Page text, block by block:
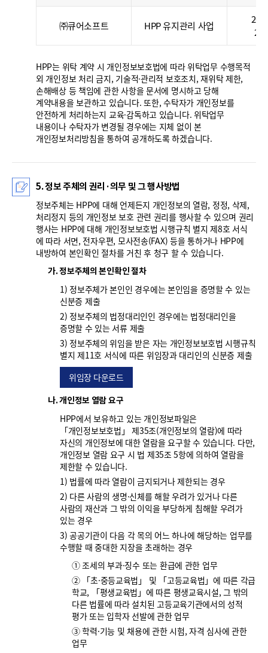
㈜큐어소프트 HPP 유지관리 사업
HPP는 위탁 계약 시 개인정보보호법에 따라 위탁업무 수행목적
외 개인정보 처리 금지, 기술적·관리적 보호조치, 재위탁 제한,
손해배상 등 책임에 관한 사항을 문서에 명시하고 당해
계약내용을 보관하고 있습니다. 또한, 수탁자가 개인정보를
안전하게 처리하는지 교육·감독하고 있습니다. 위탁업무
내용이나 수탁자가 변경될 경우에는 지체 없이 본
개인정보처리방침을 통하여 공개하도록 하겠습니다.
5. 정보 주체의 권리·의무 및 그 행사방법
정보주체는 HPP에 대해 언제든지 개인정보의 열람, 정정, 삭제,
처리정지 등의 개인정보 보호 관련 권리를 행사할 수 있으며 권리
행사는 HPP에 대해 개인정보보호법 시행규칙 별지 제8호 서식
에 따라 서면, 전자우편, 모사전송(FAX) 등을 통하거나 HPP에
내방하여 본인확인 절차를 거친 후 청구 할 수 있습니다.
가. 정보주체의 본인확인 절차
1) 정보주체가 본인인 경우에는 본인임을 증명할 수 있는
신분증 제출
2) 정보주체의 법정대리인인 경우에는 법정대리인을
증명할 수 있는 서류 제출
3) 정보주체의 위임을 받은 자는 개인정보보호법 시행규칙
별지 제11호 서식에 따른 위임장과 대리인의 신분증 제출
위임장 다운로드
나. 개인정보 열람 요구
HPP에서 보유하고 있는 개인정보파일은
「개인정보보호법」 제35조(개인정보의 열람)에 따라
자신의 개인정보에 대한 열람을 요구할 수 있습니다. 다만,
개인정보 열람 요구 시 법 제35조 5항에 의하여 열람을
제한할 수 있습니다.
1) 법률에 따라 열람이 금지되거나 제한되는 경우
2) 다른 사람의 생명·신체를 해할 우려가 있거나 다른
사람의 재산과 그 밖의 이익을 부당하게 침해할 우려가
있는 경우
3) 공공기관이 다음 각 목의 어느 하나에 해당하는 업무를
수행할 때 중대한 지장을 초래하는 경우
① 조세의 부과·징수 또는 환급에 관한 업무
② 「초·중등교육법」 및 「고등교육법」에 따른 각급
학교, 「평생교육법」에 따른 평생교육시설, 그 밖의
다른 법률에 따라 설치된 고등교육기관에서의 성적
평가 또는 입학자 선발에 관한 업무
③ 학력·기능 및 채용에 관한 시험, 자격 심사에 관한
업무